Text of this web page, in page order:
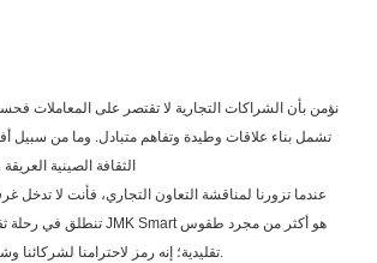
تشمل بناء علاقات وطيدة وتفاهم متبادل. وما من سبيل
الثقافة الصينية
عندما تزورنا لمناقشة التعاون التجاري، فأنت لا
JMK Smartهو أكثر من مجرد طقوس
تقليدية؛ إنه رمز لاحترامنا لشركائنا وشهادة على التزامنا بالتميز.